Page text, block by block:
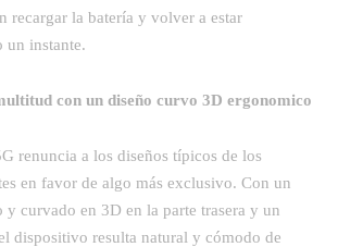
recargar la batería y volver a estar
un instante.
con un diseño curvo 3D ergonomico
renuncia a los diseños típicos de los
en favor de algo más exclusivo. Con un
y curvado en 3D en la parte trasera y un
dispositivo resulta natural y cómodo de